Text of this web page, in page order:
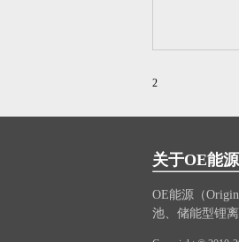
2
关于OE能源
OE能源（
池、储能型锂